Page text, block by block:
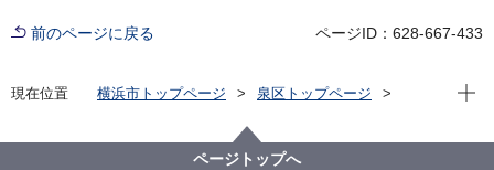
前のページに戻る ページID：628-667-433
現在位置 横浜市トップページ
泉区トップページ
泉区地域福祉保健計画
年度ごとの活動
平成25年度の活動
現在
ページトップへ